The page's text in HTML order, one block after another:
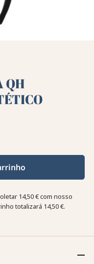
QH
14,50 €com nosso
totalizará 14,50 €.